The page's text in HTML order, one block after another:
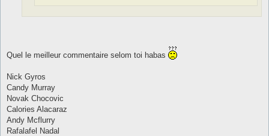
Quel le meilleur commentaire selom toi habas
Nick Gyros
Candy Murray
Novak Chocovic
Calories Alacaraz
Andy Mcflurry
Rafalafel Nadal